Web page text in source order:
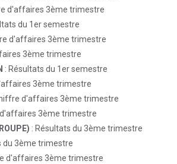
d'affaires 3ème trimestre
du 1er semestre
d'affaires 3ème trimestre
3ème trimestre
: Résultats du 1er semestre
3ème trimestre
d'affaires 3ème trimestre
3ème trimestre
: Résultats du 3ème trimestre
du 3ème trimestre
d'affaires 3ème trimestre